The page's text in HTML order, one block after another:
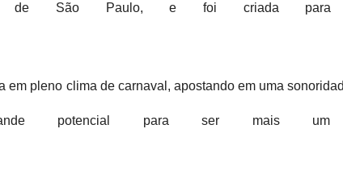
de São Paulo, e foi criada para
pleno clima de carnaval, apostando em uma
potencial para ser mais um